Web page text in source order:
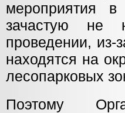
мероприятия
зачастую не
проведении, из-
находятся на
лесопарковых
Поэтому